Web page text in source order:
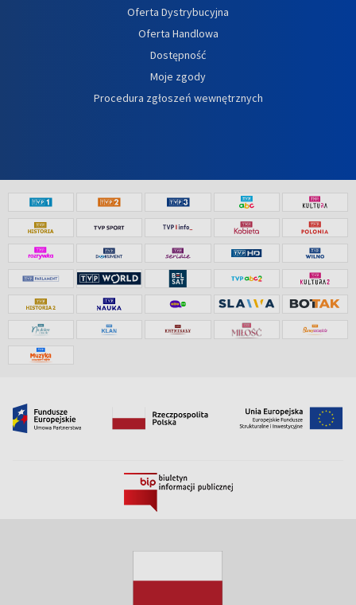
Oferta Dystrybucyjna
Oferta Handlowa
Dostępność
Moje zgody
Procedura zgłoszeń wewnętrznych